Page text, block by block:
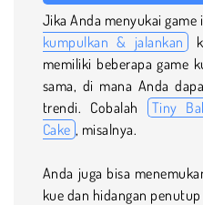
Jika Anda menyukai
kumpulkan & jalankan
memiliki beberapa game
sama, di mana Anda
trendi. Cobalah
Tiny
Cake , misalnya.
Anda juga bisa
kue dan hidangan